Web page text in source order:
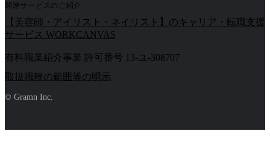
関連サービスのご紹介
【美容師・アイリスト・ネイリスト】のキャリア・転職支援
サービス WORKCANVAS
有料職業紹介事業 許可番号 13-ユ-308707
取扱職種の範囲等の明示
© Gramn Inc.